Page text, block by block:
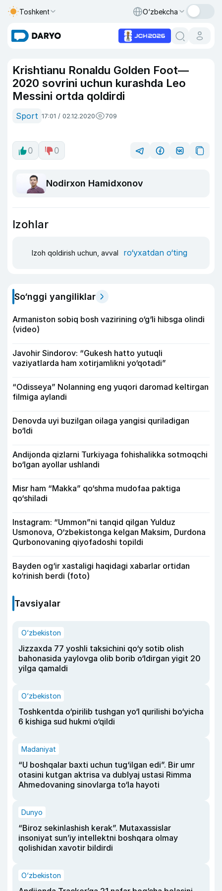
Toshkent O‘zbekcha
Krishtianu Ronaldu Golden Foot—
2020 sovrini uchun kurashda Leo
Messini ortda qoldirdi
Sport 17:01 / 02.12.2020 709
0 0
Nodirxon Hamidxonov
Izohlar
Izoh qoldirish uchun, avval ro‘yxatdan o‘ting
So‘nggi yangiliklar
Armaniston sobiq bosh vazirining o‘g‘li hibsga olindi
(video)
Javohir Sindorov: “Gukesh hatto yutuqli
vaziyatlarda ham xotirjamlikni yo‘qotadi”
“Odisseya” Nolanning eng yuqori daromad keltirgan
filmiga aylandi
Denovda uyi buzilgan oilaga yangisi quriladigan
bo‘ldi
Andijonda qizlarni Turkiyaga fohishalikka sotmoqchi
bo‘lgan ayollar ushlandi
Misr ham “Makka” qo‘shma mudofaa paktiga
qo‘shiladi
Instagram: “Ummon”ni tanqid qilgan Yulduz
Usmonova, O‘zbekistonga kelgan Maksim, Durdona
Qurbonovaning qiyofadoshi topildi
Bayden og‘ir xastaligi haqidagi xabarlar ortidan
ko‘rinish berdi (foto)
Tavsiyalar
O‘zbekiston
Jizzaxda 77 yoshli taksichini qo‘y sotib olish
bahonasida yaylovga olib borib o‘ldirgan yigit 20
yilga qamaldi
O‘zbekiston
Toshkentda o‘pirilib tushgan yo‘l qurilishi bo‘yicha
6 kishiga sud hukmi o‘qildi
Madaniyat
“U boshqalar baxti uchun tug‘ilgan edi”. Bir umr
otasini kutgan aktrisa va dublyaj ustasi Rimma
Ahmedovaning sinovlarga to‘la hayoti
Dunyo
“Biroz sekinlashish kerak”. Mutaxassislar
insoniyat sun’iy intellektni boshqara olmay
qolishidan xavotir bildirdi
O‘zbekiston